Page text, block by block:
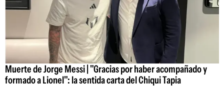
Muerte de Jorge Messi | "Gracias por haber acompañado y
formado a Lionel": la sentida carta del Chiqui Tapia